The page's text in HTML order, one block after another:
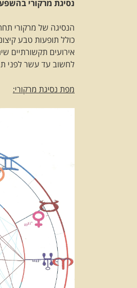
נסיגת מרקורי
הנסיגה של מרקורי
כולל תופעות טבע
אירועים תקשורתיים
לחשוב עד עשר לפני
מפת נסיגת מרקורי: